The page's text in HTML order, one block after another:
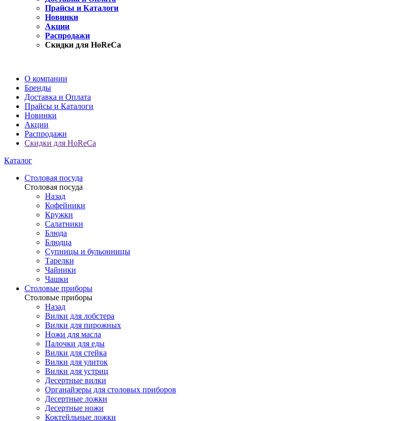
Прайсы и Каталоги
Новинки
Акции
Распродажи
Скидки для HoReCa
О компании
Бренды
Доставка и Оплата
Прайсы и Каталоги
Новинки
Акции
Распродажи
Скидки для HoReCa
Каталог
Столовая посуда
Столовая посуда
Назад
Кофейники
Кружки
Салатники
Блюда
Блюдца
Супницы и бульонницы
Тарелки
Чайники
Чашки
Cтоловые приборы
Cтоловые приборы
Назад
Вилки для лобстера
Вилки для пирожных
Ножи для масла
Палочки для еды
Вилки для стейка
Вилки для улиток
Вилки для устриц
Десертные вилки
Органайзеры для столовых приборов
Десертные ложки
Десертные ножи
Коктейльные ложки